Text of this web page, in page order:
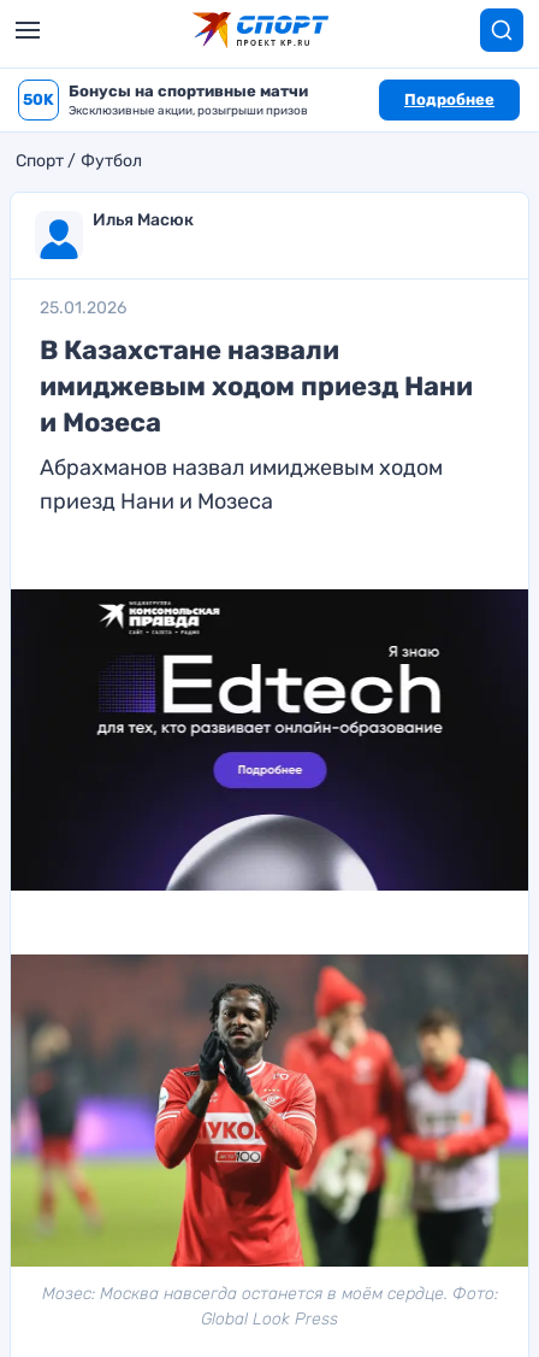
50K Бонусы на спортивные матчи
Эксклюзивные акции, розыгрыши призов
Подробнее
Спорт Футбол
Илья Масюк
25.01.2026
В Казахстане назвали
имиджевым ходом приезд Нани
и Мозеса
Абрахманов назвал имиджевым ходом
приезд Нани и Мозеса
Мозес: Москва навсегда останется в моём сердце. Фото:
Global Look Press